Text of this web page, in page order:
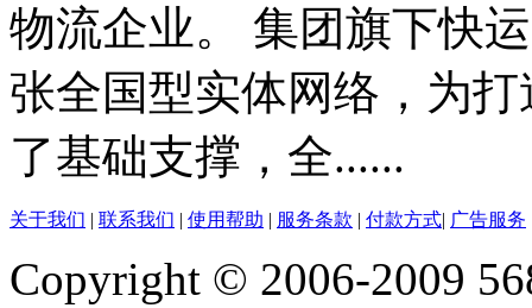
物流企业。 集团旗下快
张全国型实体网络，为
了基础支撑，全......
关于我们 | 联系我们 | 使用帮助 | 服务条款 | 付款方式| 广告服务
Copyright © 2006-2009